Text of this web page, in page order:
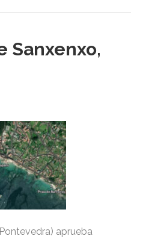
Sanxenxo,
aprueba